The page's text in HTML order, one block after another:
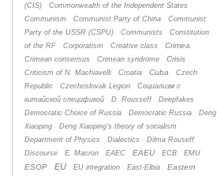
(CIS)
Commonwealth of the Independent States
Communism
Communist Party of China
Communist
Party of the USSR (CSPU)
Communists
Constitution
of the RF
Corporatism Creative class Crimea
Crimean consensus Crimean syndrome Crisis
Criticism of N. Machiavelli Croatia Cuba
Czech
Republic
Czechoslovak Legion
Cоциализм с
китайской спецификой
D. Rousseff
Deepfakes
Democratic Choice of Russia
Democratic Russia
Deng
Xiaoping
Deng Xiaoping's theory of socialism
Department of Physics
Dialectics
Dilma Rouseff
Discourse
E. Macron EAEC EAEU ECB EMU
ESOP EU EU integration East-Elbia
Eastern